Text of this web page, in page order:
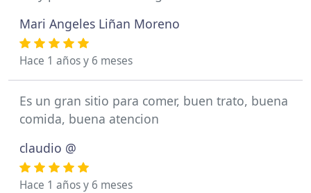
Mari Angeles Liñan Moreno
Hace 1 años y 6 meses
Es un gran sitio para comer, buen trato, buena
comida, buena atencion
claudio @
Hace 1 años y 6 meses